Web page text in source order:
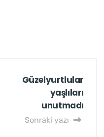
Güzelyurtlular
yaşlıları
unutmadı
Sonraki yazı